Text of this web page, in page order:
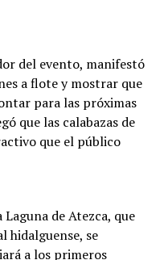
del evento, manifestó
a flote y mostrar que
para las próximas
que las calabazas de
que el público
de Atezca, que
hidalguense, se
a los primeros